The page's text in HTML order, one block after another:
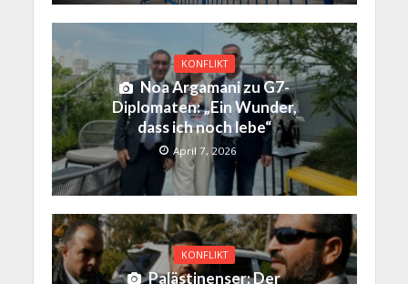
KONFLIKT
Noa Argamani zu G7-
Diplomaten: „Ein Wunder,
dass ich noch lebe“
April 7, 2026
KONFLIKT
Palästinenser: Der